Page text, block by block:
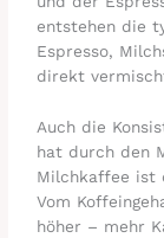
entstehen die
Espresso,
direkt
Auch die
hat durch den
Milchkaffee ist
Vom
höher – mehr